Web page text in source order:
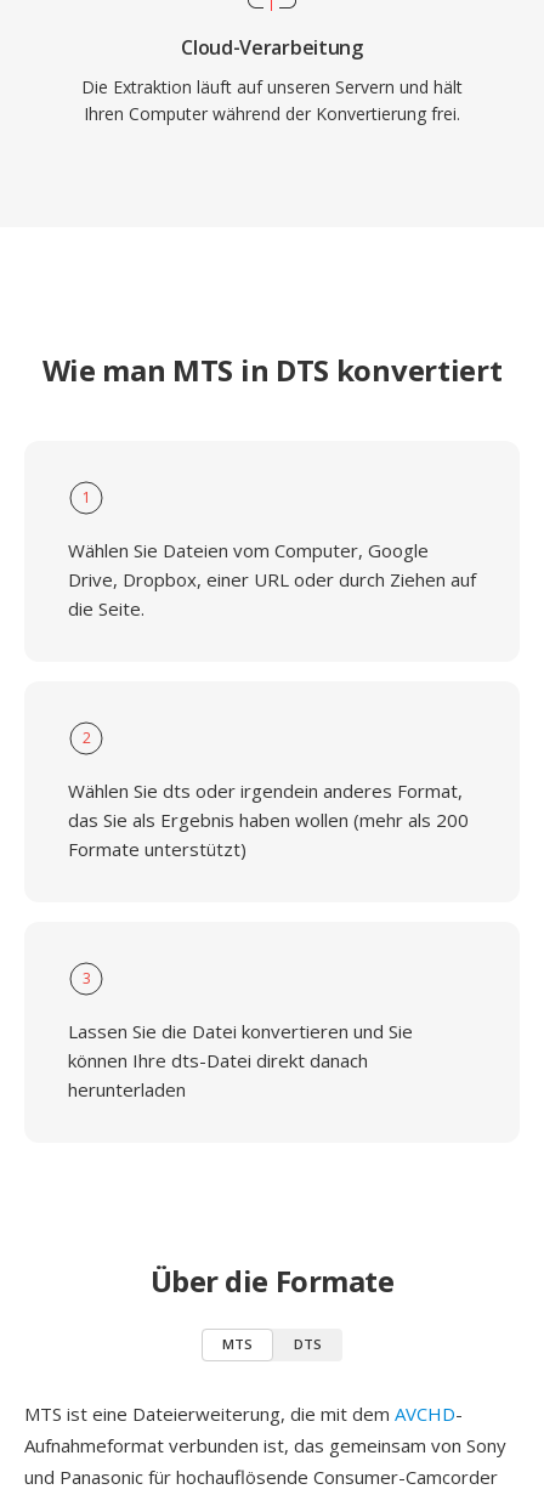
Cloud-Verarbeitung
Die Extraktion läuft auf unseren Servern und hält
Ihren Computer während der Konvertierung frei.
Wie man MTS in DTS konvertiert
1
Wählen Sie Dateien vom Computer, Google
Drive, Dropbox, einer URL oder durch Ziehen auf
die Seite.
2
Wählen Sie dts oder irgendein anderes Format,
das Sie als Ergebnis haben wollen (mehr als 200
Formate unterstützt)
3
Lassen Sie die Datei konvertieren und Sie
können Ihre dts-Datei direkt danach
herunterladen
Über die Formate
MTS DTS
MTS ist eine Dateierweiterung, die mit dem AVCHD-
Aufnahmeformat verbunden ist, das gemeinsam von Sony
und Panasonic für hochauflösende Consumer-Camcorder